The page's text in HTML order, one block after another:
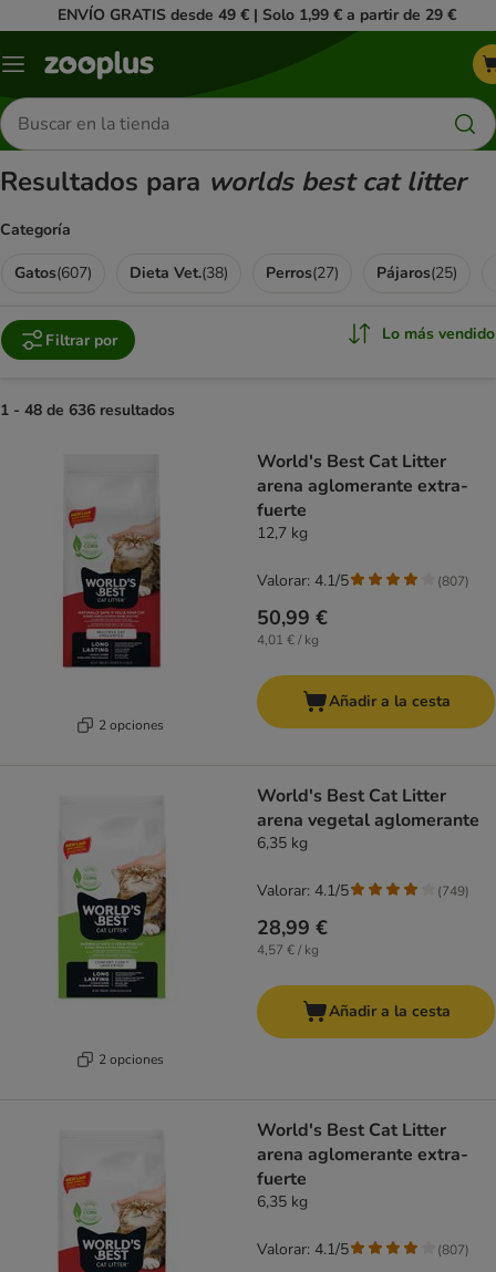
ENVÍO GRATIS desde 49 € | Solo 1,99 € a partir de 29 €
Menú
Buscar
productos
Resultados para worlds best cat litter
Categoría
Gatos(607) Dieta Vet.(38) Perros(27) Pájaros(25)
Filtrar por Lo más vendido
1 - 48 de 636 resultados
2 opciones
World's Best Cat Litter
arena aglomerante extra-
fuerte
12,7 kg
50,99 €
4,01 € / kg
Valorar: 4.1/5 (807)
Añadir a la cesta
2 opciones
World's Best Cat Litter
arena vegetal aglomerante
6,35 kg
28,99 €
4,57 € / kg
Valorar: 4.1/5 (749)
Añadir a la cesta
World's Best Cat Litter
arena aglomerante extra-
fuerte
6,35 kg
Valorar: 4.1/5 (807)